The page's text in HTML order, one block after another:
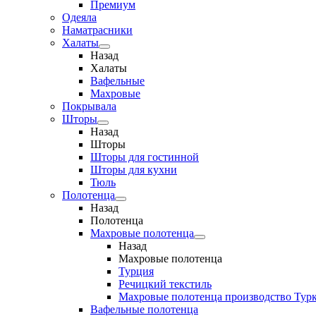
Премиум
Одеяла
Наматрасники
Халаты
Назад
Халаты
Вафельные
Махровые
Покрывала
Шторы
Назад
Шторы
Шторы для гостинной
Шторы для кухни
Тюль
Полотенца
Назад
Полотенца
Махровые полотенца
Назад
Махровые полотенца
Турция
Речицкий текстиль
Махровые полотенца производство
Вафельные полотенца